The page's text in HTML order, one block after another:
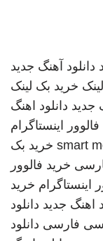
دانلود آهنگ جدید
خرید بک لینک
جدید دانلود اهنگ
اینستاگرام
smart خرید بک
خرید فالوور
اینستاگرام خرید
اهنگ جدید دانلود
فارسی دانلود